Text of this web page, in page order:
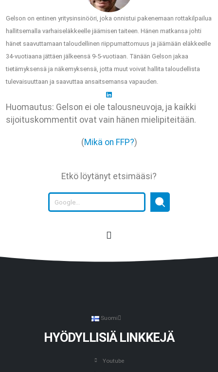
Gelson on entinen yritysinsinööri, joka onnistui pakenemaan rottakilpailua
hallitsemalla varhaiseläkkeelle jäämisen taiteen. Hänen matkansa johti
hänet saavuttamaan taloudellinen riippumattomuus ja jäämään eläkkeelle
34-vuotiaana jättäen jälkeensä 9-5-vuotiaan. Tänään Gelson jakaa
tietämyksensä ja näkemyksensä, jotta muut voivat hallita taloudellista
tulevaisuuttaan ja saavuttaa ansaitsemansa vapauden.
Huomautus: Gelson ei ole talousneuvoja, ja kaikki
sijoituskommentit ovat vain hänen mielipiteitään.
(Mikä on FFP?)
Etkö löytänyt etsimääsi?
Suomi
HYÖDYLLISIÄ LINKKEJÄ
Youtube